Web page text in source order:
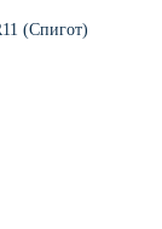
(Спигот)